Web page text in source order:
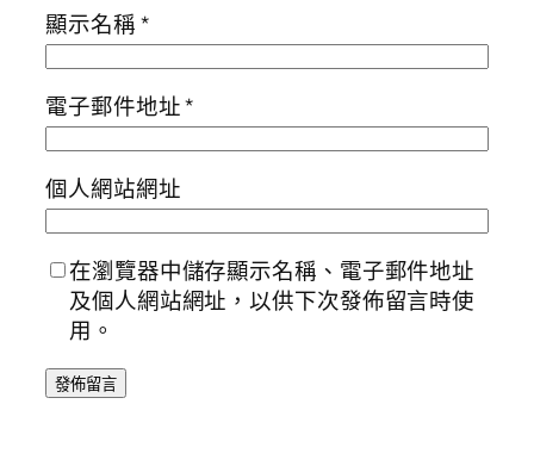
顯示名稱*
電子郵件地址*
個人網站網址
在瀏覽器中儲存顯示名稱、電子郵件地址
及個人網站網址，以供下次發佈留言時使
用。